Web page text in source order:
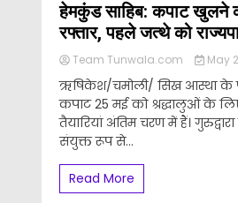
हेमकुंड साहिब: कपाट खुलने
रफ्तार, पहले जत्थे को
Team Tunwala.com May
ऋषिकेश/चमोली/ सिख आस्था के
कपाट 25 मई को श्रद्धालुओं के
तैयारियां अंतिम चरण में हैं।
संयुक्त रूप से...
Read More